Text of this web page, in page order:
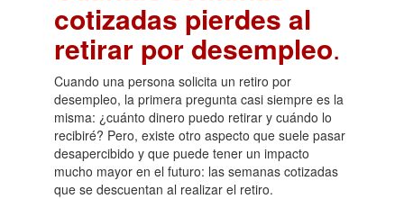
cotizadas pierdes al
retirar por desempleo.
Cuando una persona solicita un retiro por
desempleo, la primera pregunta casi siempre es la
misma: ¿cuánto dinero puedo retirar y cuándo lo
recibiré? Pero, existe otro aspecto que suele pasar
desapercibido y que puede tener un impacto
mucho mayor en el futuro: las semanas cotizadas
que se descuentan al realizar el retiro.